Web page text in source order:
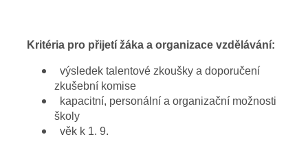
Kritéria pro přijetí žáka a organizace vzdělávání:
výsledek talentové zkoušky a doporučení
zkušební komise
kapacitní, personální a organizační možnosti
školy
věk k 1. 9.